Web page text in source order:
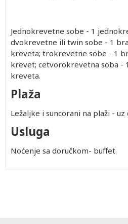
Jednokrevetne sobe - 1
dvokrevetne ili twin sobe - 1
kreveta; trokrevetne sobe - 1
krevet; cetvorokrevetna soba -
kreveta.
Plaža
Ležaljke i suncorani na plaži - uz
Usluga
Noćenje sa doručkom- buffet.